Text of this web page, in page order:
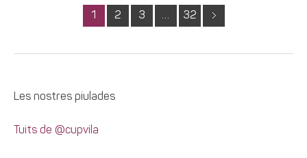
1 2 3 … 32
Les nostres piulades
Tuits de @cupvila